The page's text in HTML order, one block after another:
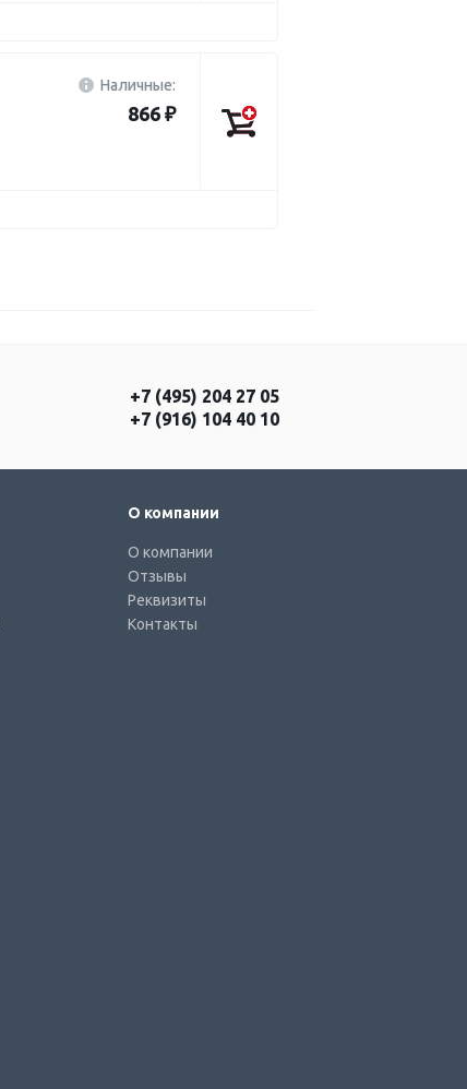
Наличные:
866 ₽
+7 (495) 204 27 05
+7 (916) 104 40 10
О компании
О компании
Отзывы
Реквизиты
Контакты